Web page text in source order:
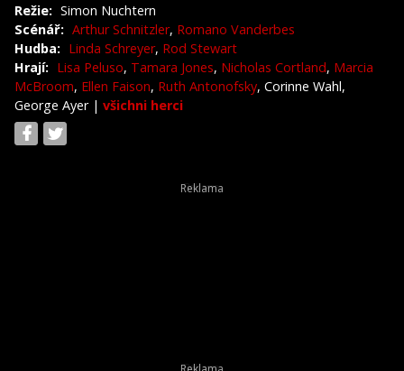
Režie: Simon Nuchtern
Scénář: Arthur Schnitzler, Romano Vanderbes
Hudba: Linda Schreyer, Rod Stewart
Hrají: Lisa Peluso, Tamara Jones, Nicholas Cortland, Marcia
McBroom, Ellen Faison, Ruth Antonofsky, Corinne Wahl,
George Ayer | všichni herci